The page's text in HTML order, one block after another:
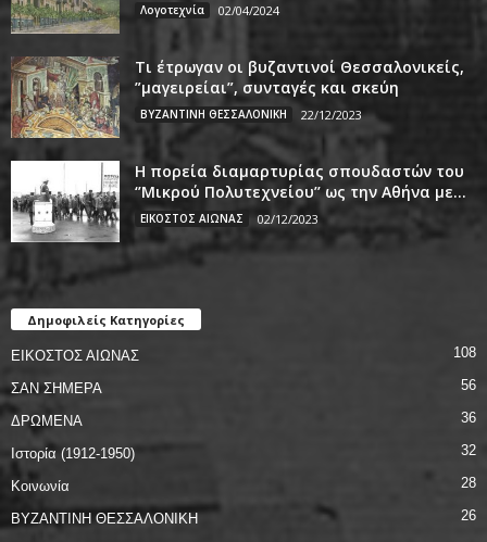
Λογοτεχνία 02/04/2024
Τι έτρωγαν οι βυζαντινοί Θεσσαλονικείς,
”μαγειρείαι”, συνταγές και σκεύη
ΒΥΖΑΝΤΙΝΗ ΘΕΣΣΑΛΟΝΙΚΗ 22/12/2023
Η πορεία διαμαρτυρίας σπουδαστών του
‘’Μικρού Πολυτεχνείου’’ ως την Αθήνα με...
ΕΙΚΟΣΤΟΣ ΑΙΩΝΑΣ 02/12/2023
Δημοφιλείς Κατηγορίες
ΕΙΚΟΣΤΟΣ ΑΙΩΝΑΣ 108
ΣΑΝ ΣΗΜΕΡΑ 56
ΔΡΩΜΕΝΑ 36
Ιστορία (1912-1950) 32
Κοινωνία 28
ΒΥΖΑΝΤΙΝΗ ΘΕΣΣΑΛΟΝΙΚΗ
26